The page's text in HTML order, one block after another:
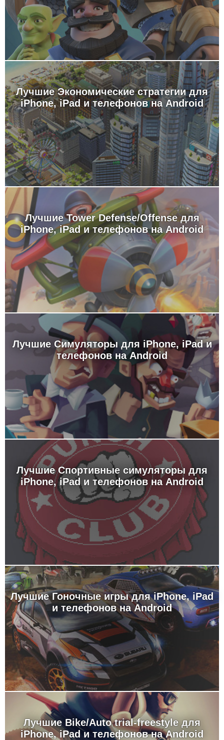
Лучшие Экономические стратегии для
iPhone, iPad и телефонов на Android
Лучшие Tower Defense/Offense для
iPhone, iPad и телефонов на Android
Лучшие Симуляторы для iPhone, iPad и
телефонов на Android
Лучшие Спортивные симуляторы для
iPhone, iPad и телефонов на Android
Лучшие Гоночные игры для iPhone, iPad
и телефонов на Android
Лучшие Bike/Auto trial-freestyle для
iPhone, iPad и телефонов на Android